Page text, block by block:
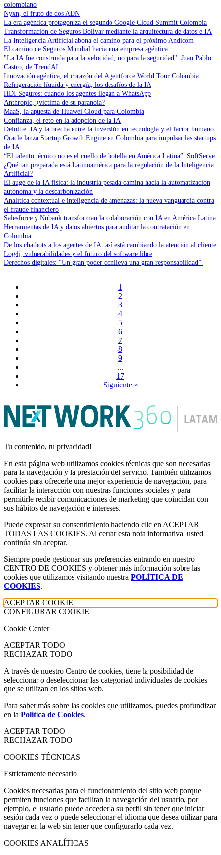
colombiano
Nyxn, el fruto de dos ADN
La era agéntica protagoniza el segundo Google Cloud Summit Colombia
Transformación de Seguros Bolívar mediante la arquitectura de datos e IA
La Inteligencia Artificial abona el camino para el próximo Andicom
El camino de Seguros Mundial hacia una empresa agéntica
"La IA fue construida para la velocidad, no para la seguridad": Juan Pablo
Castro, de TrendAI
Innovación agéntica, el corazón del Agentforce World Tour Colombia
Refrigeración líquida y energía, los desafíos de la IA
HDI Seguros: cuando los agentes llegan a WhatsApp
Anthropic, ¿víctima de su paranoia?
MaaS, la apuesta de Huawei Cloud para Colombia
Confianza, el reto en la adopción de la IA
Deloitte: IA y la brecha entre la inversión en tecnología y el factor humano
Oracle lanza Startup Growth Engine en Colombia para impulsar las startups
de IA
“El talento técnico no es el cuello de botella en América Latina”: SoftServe
¿Qué tan preparada está Latinoamérica para la regulación de la Inteligencia
Artificial?
El auge de la IA física: la industria pesada camina hacia la automatización
autónoma y la descarbonización
Analítica contextual e inteligencia de amenazas: la nueva vanguardia contra
el fraude financiero
Salesforce y Nubank transforman la colaboración con IA en América Latina
Herramientas de IA y datos abiertos para auditar la contratación en
Colombia
De los chatbots a los agentes de IA: así está cambiando la atención al cliente
Log4j, vulnerabilidades y el futuro del software libre
Derechos digitales: “Un gran poder conlleva una gran responsabilidad”
1
2
3
4
5
6
7
8
9
...
17
Siguiente »
Tu contenido, tu privacidad!
En esta página web utilizamos cookies técnicas que son necesarias
para la navegación y la prestación del servicio. También utilizamos
cookies para ofrecerle una mejor experiencia de navegación, para
facilitar la interacción con nuestras funciones sociales y para
permitirle recibir comunicaciones de marketing que coincidan con
sus hábitos de navegación e intereses.
Puede expresar su consentimiento haciendo clic en ACEPTAR
TODAS LAS COOKIES. Al cerrar esta nota informativa, usted
continúa sin aceptar.
Siempre puede gestionar sus preferencias entrando en nuestro
CENTRO DE COOKIES y obtener más información sobre las
cookies que utilizamos visitando nuestra POLÍTICA DE
COOKIES.
ACEPTAR COOKIE
CONFIGURAR COOKIE
Cookie Center
ACEPTAR TODO
RECHAZAR TODO
A través de nuestro Centro de cookies, tiene la posibilidad de
seleccionar o deseleccionar las categoriad individuales de cookies
que se utilizan en los sitios web.
Para saber más sobre las cookies que utilizamos, puedes profundizar
en la Politica de Cookies.
ACEPTAR TODO
RECHAZAR TODO
COOKIES TÉCNICAS
Estrictamente necesario
Cookies necesarias para el funcionamiento del sitio web porque
permiten funciones que facilitan la navegación del usuario, por
ejemplo, el usuario puede acceder a su perfil sin tener que iniciar
sesión cada vez o puede seleccionar el idioma que desea utilizar para
navegar en la web sin tener que configurarlo cada vez.
COOKIES ANALÍTICAS